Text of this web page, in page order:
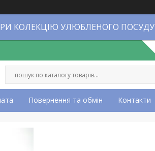
КОЛЕКЦІЮ УЛЮБЛЕНОГО ПОСУДУ
Повернення та обмін Контакти